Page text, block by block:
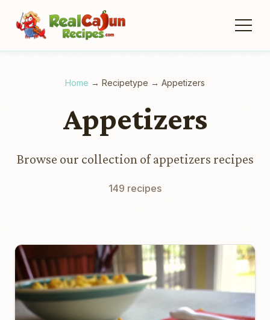
Home → Recipetype → Appetizers
Appetizers
Browse our collection of appetizers recipes
149 recipes